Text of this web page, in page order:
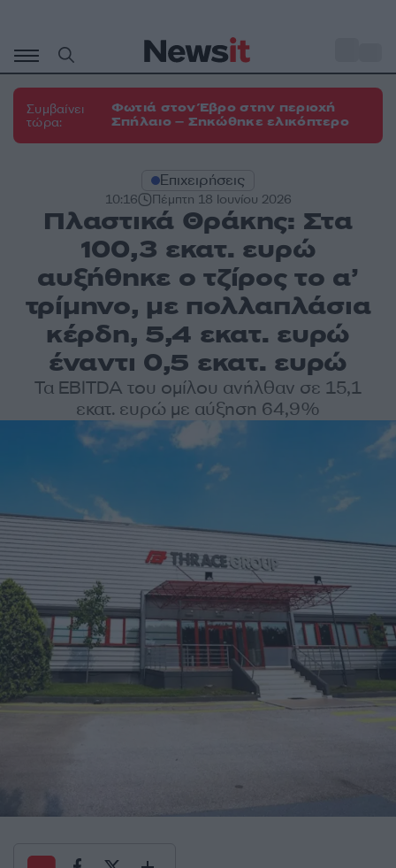
περιεχόμενο
Συμβαίνει
τώρα:
Φωτιά στον Έβρο στην περιοχή
Σπήλαιο – Σηκώθηκε ελικόπτερο
Επιχειρήσεις
10:16 Πέμπτη 18 Ιουνίου 2026
Πλαστικά Θράκης: Στα
100,3 εκατ. ευρώ
αυξήθηκε ο τζίρος το α’
τρίμηνο, με πολλαπλάσια
κέρδη, 5,4 εκατ. ευρώ
έναντι 0,5 εκατ. ευρώ
Τα EBITDA του ομίλου ανήλθαν σε 15,1
εκατ. ευρώ με αύξηση 64,9%